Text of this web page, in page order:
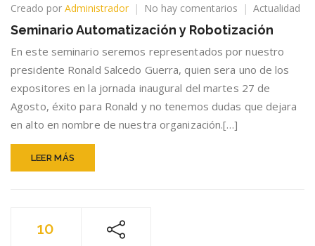
Creado por Administrador No hay comentarios
en
Seminario
Automatización
y
Robotización
Actualidad
Seminario Automatización y Robotización
En este seminario seremos representados por nuestro
presidente Ronald Salcedo Guerra, quien sera uno de los
expositores en la jornada inaugural del martes 27 de
Agosto, éxito para Ronald y no tenemos dudas que dejara
en alto en nombre de nuestra organización.[…]
LEER MÁS
10